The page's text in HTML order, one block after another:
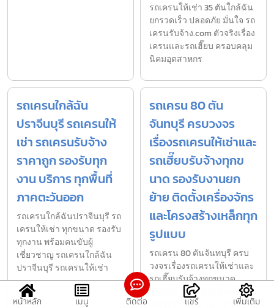
รถเครนให้เช่า 35 ตันใกล้ฉัน
ยกรวดเร็ว ปลอดภัย มั่นใจ รถ
เครนรับจ้าง.com ตัวจริงเรื่อง
เครนและรถเฮี๊ยบ ครอบคลุม
นิคมอุตสาหกร
รถเครนใกล้ฉัน
ปราจีนบุรี รถเครนให้
เช่า รถเครนรับจ้าง
ราคาถูก รองรับทุก
งาน บริการ ทุกพื้นที่
ภาคตะวันออก
รถเครนใกล้ฉันปราจีนบุรี รถ
เครนให้เช่า ทุกขนาด รองรับ
ทุกงาน พร้อมคนขับผู้
เชี่ยวชาญ รถเครนใกล้ฉัน
ปราจีนบุรี รถเครนให้เช่า
รถเครน 80 ตัน
จันทบุรี ครบวงจร
เรื่องรถเครนให้เช่าและ
รถเฮี๊ยบรับจ้างทุกข
นาด รองรับงานยก
ย้าย ติดตั้งเครื่องจักร
และโครงสร้างเหล็กทุก
รูปแบบ
รถเครน 80 ตันจันทบุรี ครบ
วงจรเรื่องรถเครนให้เช่าและ
รถเฮี๊ยบรับจ้างทุกขนาด
รองรับงานยก ย้าย ติดตั้ง
เครื่องจักร และโครงสร้
หน้าหลัก เมนู ติดต่อ แชร์ เพิ่มเติม